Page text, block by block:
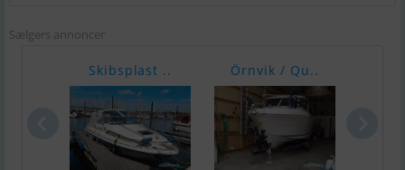
Sælgers annoncer
Skibsplast .. Örnvik / Qu..